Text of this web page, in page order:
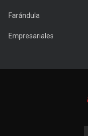
Farándula
Empresariales